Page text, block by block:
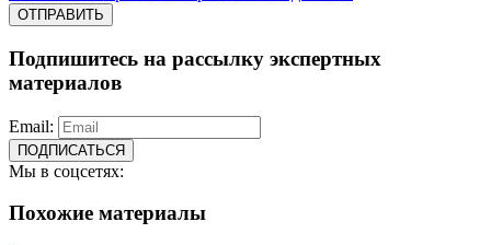
ОТПРАВИТЬ
Подпишитесь на рассылку экспертных
материалов
Email:
ПОДПИСАТЬСЯ
Мы в соцсетях:
Похожие материалы